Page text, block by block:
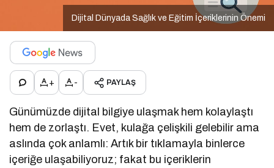
Dijital Dünyada Sağlık ve Eğitim İçeriklerinin Önemi
+ - PAYLAŞ
Günümüzde dijital bilgiye ulaşmak hem kolaylaştı
hem de zorlaştı. Evet, kulağa çelişkili gelebilir ama
aslında çok anlamlı: Artık bir tıklamayla binlerce
içeriğe ulaşabiliyoruz; fakat bu içeriklerin